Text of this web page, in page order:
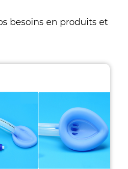
besoins en produits et